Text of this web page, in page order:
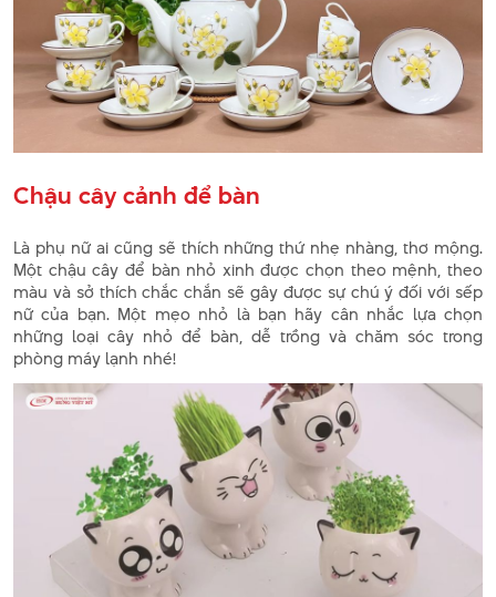
Chậu cây cảnh để bàn
Là phụ nữ ai cũng sẽ thích những thứ nhẹ nhàng, thơ mộng.
Một chậu cây để bàn nhỏ xinh được chọn theo mệnh, theo
màu và sở thích chắc chắn sẽ gây được sự chú ý đối với sếp
nữ của bạn. Một mẹo nhỏ là bạn hãy cân nhắc lựa chọn
những loại cây nhỏ để bàn, dễ trồng và chăm sóc trong
phòng máy lạnh nhé!